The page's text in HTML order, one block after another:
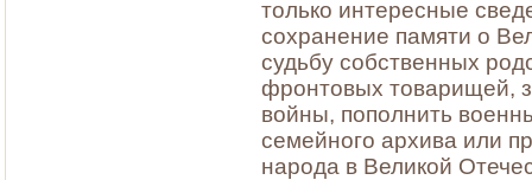
только интересные
сохранение памяти о
судьбу собственных
фронтовых товарищей,
войны, пополнить
семейного архива или
народа в Великой